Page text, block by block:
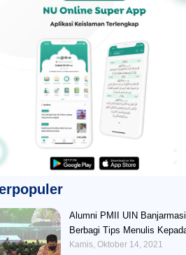
Alumni PMII UIN
Berbagi Tips Menulis
Peserta BUAF
Kamis, Oktober 14, 2021